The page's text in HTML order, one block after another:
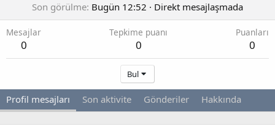
Son görülme Bugün 12:52 · Direkt mesajlaşmada
Mesajlar
0
Tepkime puanı
0
Puanları
0
Bul
Profil mesajları Son aktivite Gönderiler Hakkında